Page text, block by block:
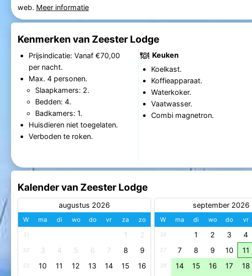
web. Meer informatie
Kenmerken van Zeester Lodge
Prijsindicatie: Vanaf €70,00
per nacht.
Max. 4 personen.
Slaapkamers: 2.
Bedden: 4.
Badkamers: 1.
Huisdieren niet toegelaten.
Verboden te roken.
Keuken
Koelkast.
Koffieapparaat.
Waterkoker.
Vaatwasser.
Combi magnetron.
Kalender van Zeester Lodge
augustus 2026
W ma di wo do vr za zo
31 1 2
32 3 4 5 6 7 8 9
33 10 11 12 13 14 15 16
september 2026
W ma di wo do vr
36 1 2 3 4
37 7 8 9 10 11
38 14 15 16 17 18